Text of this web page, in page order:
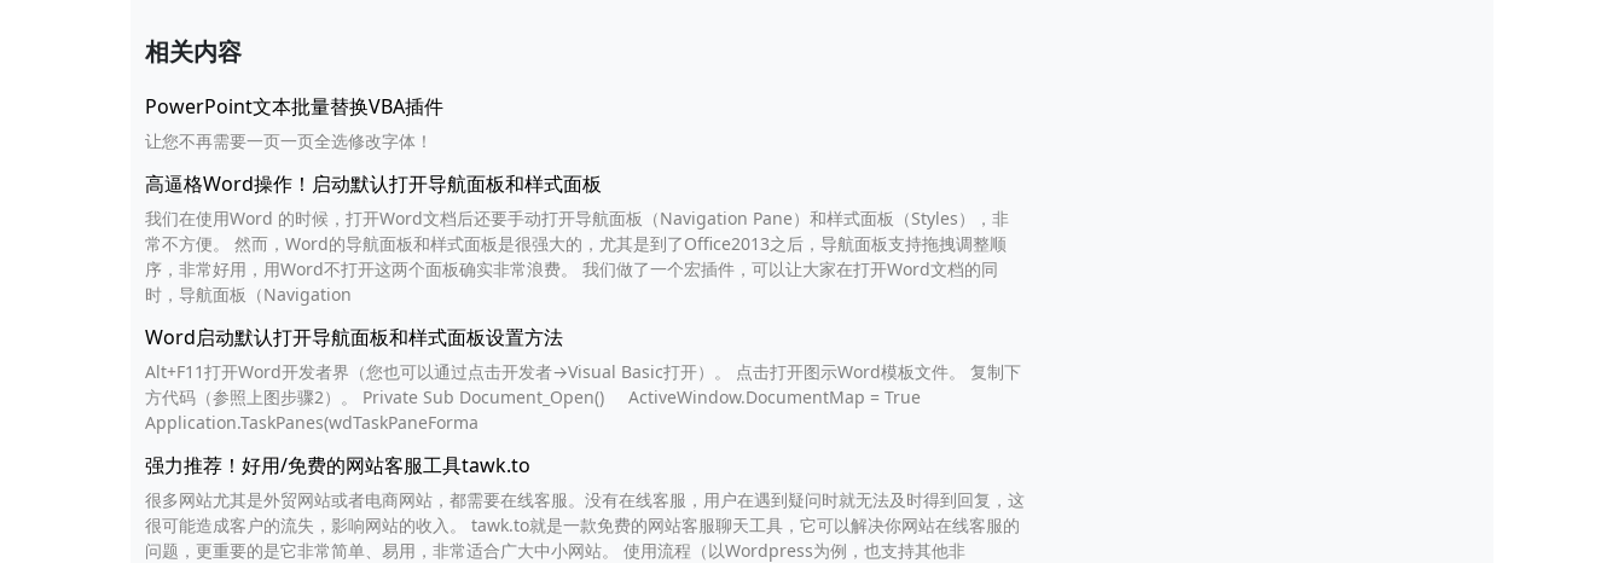
相关内容
PowerPoint文本批量替换VBA插件
让您不再需要一页一页全选修改字体！
高逼格Word操作！启动默认打开导航面板和样式面板
我们在使用Word 的时候，打开Word文档后还要手动打开导航面板（Navigation Pane）和样式面板（Styles），非
常不方便。 然而，Word的导航面板和样式面板是很强大的，尤其是到了Office2013之后，导航面板支持拖拽调整顺
序，非常好用，用Word不打开这两个面板确实非常浪费。 我们做了一个宏插件，可以让大家在打开Word文档的同
时，导航面板（Navigation
Word启动默认打开导航面板和样式面板设置方法
Alt+F11打开Word开发者界（您也可以通过点击开发者→Visual Basic打开）。 点击打开图示Word模板文件。 复制下
方代码（参照上图步骤2）。 Private Sub Document_Open() ActiveWindow.DocumentMap = True
Application.TaskPanes(wdTaskPaneForma
强力推荐！好用/免费的网站客服工具tawk.to
很多网站尤其是外贸网站或者电商网站，都需要在线客服。没有在线客服，用户在遇到疑问时就无法及时得到回复，这
很可能造成客户的流失，影响网站的收入。 tawk.to就是一款免费的网站客服聊天工具，它可以解决你网站在线客服的
问题，更重要的是它非常简单、易用，非常适合广大中小网站。 使用流程（以Wordpress为例，也支持其他非